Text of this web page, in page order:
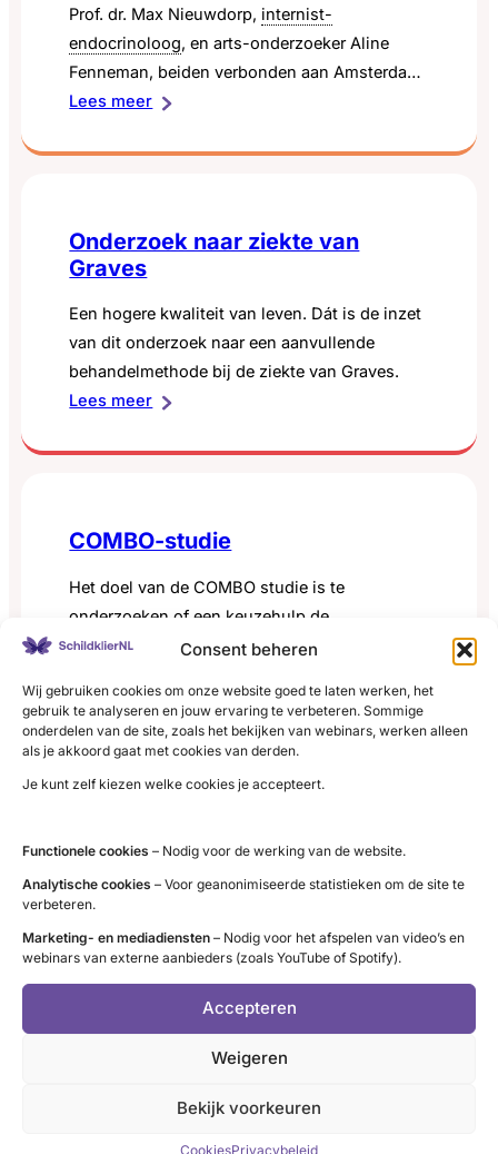
Consent beheren
Wij gebruiken cookies om onze website goed te laten werken, het
gebruik te analyseren en jouw ervaring te verbeteren. Sommige
onderdelen van de site, zoals het bekijken van webinars, werken alleen
als je akkoord gaat met cookies van derden.
Je kunt zelf kiezen welke cookies je accepteert.
Functionele cookies – Nodig voor de werking van de website.
Analytische cookies – Voor geanonimiseerde statistieken om de site te
verbeteren.
Marketing- en mediadiensten – Nodig voor het afspelen van video’s en
webinars van externe aanbieders (zoals YouTube of Spotify).
Accepteren
Weigeren
Bekijk voorkeuren
CookiesPrivacybeleid
jonge
MCT8-
Prof. dr. Max Nieuwdorp, internist-
endocrinoloog, en arts-onderzoeker Aline
Fenneman, beiden verbonden aan Amsterdam
UMC, locatie AMC, zijn gestart met onderzoek
afbraakproces van de schildklier. Eerdere
(poep) de darmbacterie-samenstelling en
tevens ook de lichaamsstofwisseling tijdelijk
veranderd kan…
Lees meer:
rol
subklinische
Onderzoek naar ziekte van
Graves
Een hogere kwaliteit van leven. Dát is de inzet
van dit onderzoek naar een aanvullende
behandelmethode bij de ziekte van Graves.
Lees meer:
naar
Graves
COMBO-studie
Het doel van de COMBO studie is te
onderzoeken of een keuzehulp de
communicatie tussen arts en patiënten met
COMBO-
studie
oogziekte van Graves
Bij sommige patiënten met een
schildklierziekte ontstaat een ontsteking in de
oogkas. Dit wordt de Oogziekte van Graves of
Behandeling
prednison
van
Graves
-4-Hypo trial